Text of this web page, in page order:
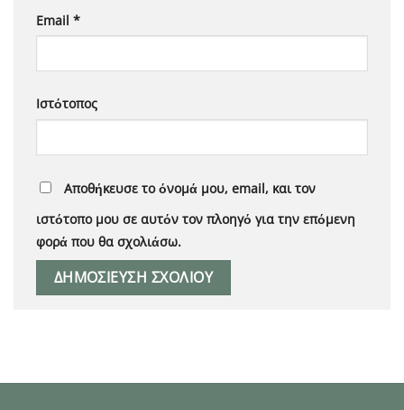
Email *
Ιστότοπος
Αποθήκευσε το όνομά μου, email, και τον
ιστότοπο μου σε αυτόν τον πλοηγό για την επόμενη
φορά που θα σχολιάσω.